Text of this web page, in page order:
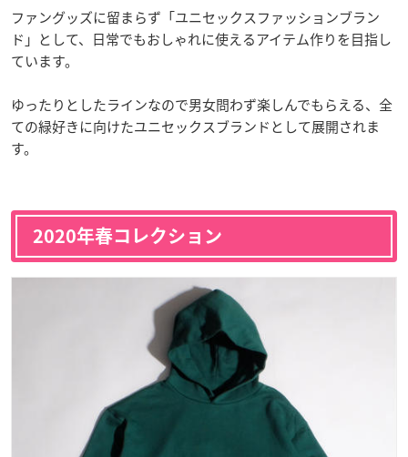
ファングッズに留まらず「ユニセックスファッションブラン
ド」として、日常でもおしゃれに使えるアイテム作りを目指し
ています。
ゆったりとしたラインなので男女問わず楽しんでもらえる、全
ての緑好きに向けたユニセックスブランドとして展開されま
す。
2020年春コレクション